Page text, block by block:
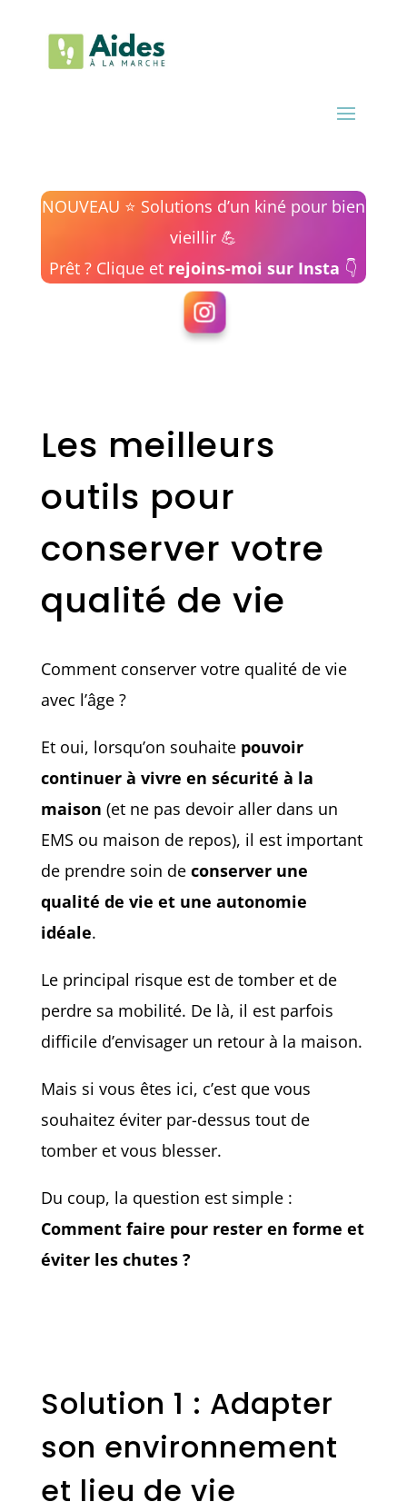
NOUVEAU ⭐ Solutions d’un kiné pour bien
vieillir 💪
Prêt ? Clique et rejoins-moi sur Insta 👇
Les meilleurs
outils pour
conserver votre
qualité de vie
Comment conserver votre qualité de vie
avec l’âge ?
Et oui, lorsqu’on souhaite pouvoir
continuer à vivre en sécurité à la
maison (et ne pas devoir aller dans un
EMS ou maison de repos), il est important
de prendre soin de conserver une
qualité de vie et une autonomie
idéale.
Le principal risque est de tomber et de
perdre sa mobilité. De là, il est parfois
difficile d’envisager un retour à la maison.
Mais si vous êtes ici, c’est que vous
souhaitez éviter par-dessus tout de
tomber et vous blesser.
Du coup, la question est simple :
Comment faire pour rester en forme et
éviter les chutes ?
Solution 1 : Adapter
son environnement
et lieu de vie